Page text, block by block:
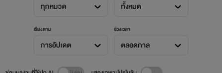
ทุกหมวด ทั้งหมด
เรียงตาม
การอัปเดต
ช่วงเวลา
ตลอดกาล